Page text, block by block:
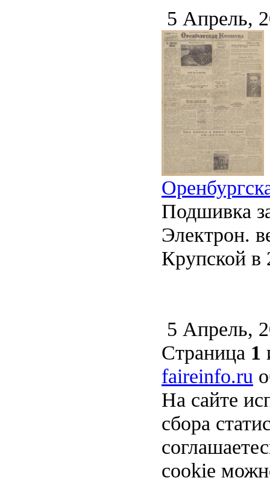
5 Апрель,
Подшивка
Электрон.
Крупской в
5 Апрель,
Страница 1
faireinfo.ru
На сайте
сбора
cookie